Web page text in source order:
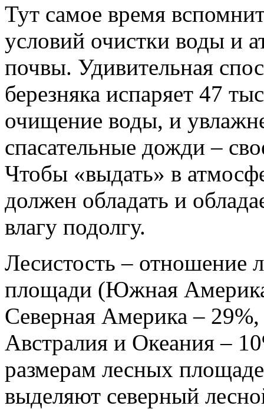
Тут самое время
условий очистки воды и
почвы. Удивительная
березняка испаряет 47
очищение воды, и
спасательные дожди –
Чтобы «выдать» в
должен обладать и
влагу подолгу.
Лесистость – отношение
площади (Южная
Северная Америка –
Австралия и Океания –
размерам лесных
выделяют северный